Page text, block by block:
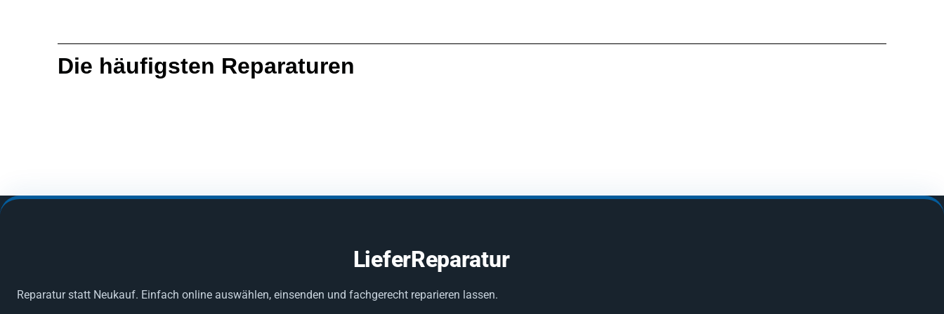
Die häufigsten Reparaturen
LieferReparatur
Reparatur statt Neukauf. Einfach online auswählen, einsenden und fachgerecht reparieren lassen.